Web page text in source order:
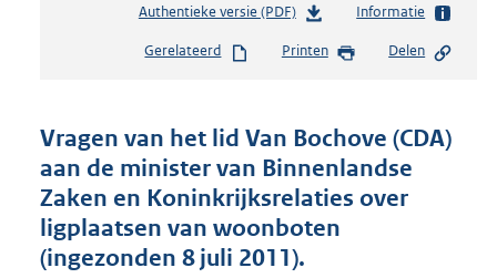
Authentieke versie (PDF)b
s
n
d
s
g
r
o
Informatie
Gerelateerd Printen Delen
Vragen van het lid Van Bochove (CDA)
aan de minister van Binnenlandse
Zaken en Koninkrijksrelaties over
ligplaatsen van woonboten
(ingezonden 8 juli 2011).